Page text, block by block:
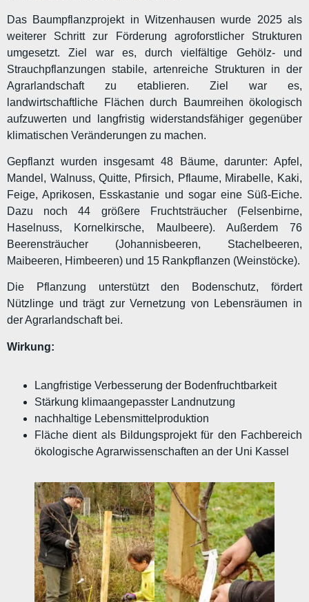
Das Baumpflanzprojekt in Witzenhausen wurde 2025 als
weiterer Schritt zur Förderung agroforstlicher Strukturen
umgesetzt. Ziel war es, durch vielfältige Gehölz- und
Strauchpflanzungen stabile, artenreiche Strukturen in der
Agrarlandschaft zu etablieren. Ziel war es,
landwirtschaftliche Flächen durch Baumreihen ökologisch
aufzuwerten und langfristig widerstandsfähiger gegenüber
klimatischen Veränderungen zu machen.
Gepflanzt wurden insgesamt 48 Bäume, darunter: Apfel,
Mandel, Walnuss, Quitte, Pfirsich, Pflaume, Mirabelle, Kaki,
Feige, Aprikosen, Esskastanie und sogar eine Süß-Eiche.
Dazu noch 44 größere Fruchtsträucher (Felsenbirne,
Haselnuss, Kornelkirsche, Maulbeere). Außerdem 76
Beerensträucher (Johannisbeeren, Stachelbeeren,
Maibeeren, Himbeeren) und 15 Rankpflanzen (Weinstöcke).
Die Pflanzung unterstützt den Bodenschutz, fördert
Nützlinge und trägt zur Vernetzung von Lebensräumen in
der Agrarlandschaft bei.
Wirkung:
Langfristige Verbesserung der Bodenfruchtbarkeit
Stärkung klimaangepasster Landnutzung
nachhaltige Lebensmittelproduktion
Fläche dient als Bildungsprojekt für den Fachbereich
ökologische Agrarwissenschaften an der Uni Kassel